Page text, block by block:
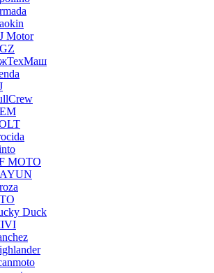
Motor
MOTO
Duck